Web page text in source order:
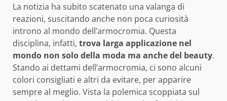
La notizia ha subito scatenato una valanga di
reazioni, suscitando anche non poca curiosità
introno al mondo dell’armocromia. Questa
disciplina, infatti, trova larga applicazione nel
mondo non solo della moda ma anche del beauty.
Stando ai dettami dell’armocromia, ci sono alcuni
colori consigliati e altri da evitare, per apparire
sempre al meglio. Vista la polemica scoppiata sul